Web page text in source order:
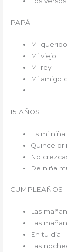
PAPÁ
Mi
Mi viejo
Mi rey
Mi amigo
15 AÑOS
Es mi
Quince
No
De niña
CUMPLEAÑOS
Las
Las
En tu día
Las